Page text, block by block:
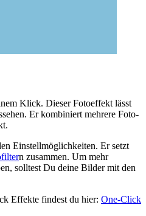
Klick. Dieser Fotoeffekt lässt
Er kombiniert mehrere Foto-
Einstellmöglichkeiten. Er setzt
n zusammen. Um mehr
solltest Du deine Bilder mit den
Effekte findest du hier: One-Click